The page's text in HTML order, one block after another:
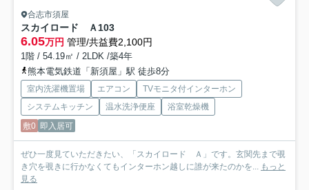
合志市須屋
スカイロード Ａ 103
6.05万円 管理/共益費2,100円
1階 / 54.19㎡ / 2LDK /築4年
熊本電気鉄道「新須屋」駅 徒歩8分
室内洗濯機置場 エアコン
TVモニタ付インターホン
システムキッチン
温水洗浄便座
浴室乾燥機
敷0 即入居可
ぜひ一度見ていただきたい、「スカイロード Ａ」です。玄関先まで覗
き穴を覗きに行かなくてもインターホン越しに誰が来たのかを... もっと
見る